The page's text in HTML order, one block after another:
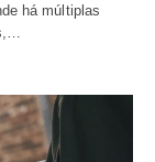
há múltiplas